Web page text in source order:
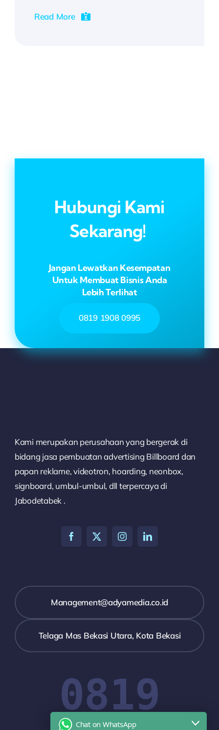
Read More
Hubungi Kami
Sekarang!
Jangan Lewatkan Kesempatan
Untuk Membuat Bisnis Anda
Lebih Terlihat
0819 1908 0995
Kami merupakan perusahaan yang bergerak di
bidang jasa pembuatan advertising Billboard dan
papan reklame, videotron, hoarding, neonbox,
signboard, umbul-umbul, dll terpercaya di
Jabodetabek .
Management@adyamedia.co.id
Telaga Mas Bekasi Utara, Kota Bekasi
0819
Chat on WhatsApp